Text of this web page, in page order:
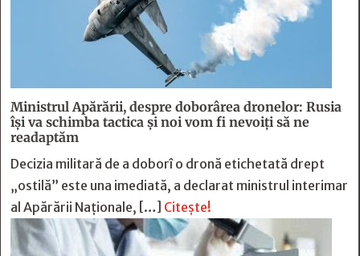
Ministrul Apărării, despre doborârea dronelor: Rusia
îşi va schimba tactica şi noi vom fi nevoiţi să ne
readaptăm
Decizia militară de a doborî o dronă etichetată drept
„ostilă” este una imediată, a declarat ministrul interimar
al Apărării Naţionale, […] Citește!